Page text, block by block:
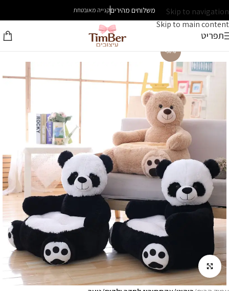
Skip to navigation
Skip to main content
משלוחים מהיריםקנייה מאובטחת
תפריט
-30%
לחץ להגדלה